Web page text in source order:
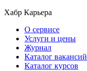
Хабр Карьера
О сервисе
Услуги и цены
Журнал
Каталог вакансий
Каталог курсов